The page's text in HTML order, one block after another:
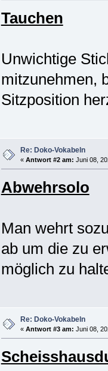
Tauchen
Unwichtige
mitzunehmen,
Sitzposition
Re: Doko-Vokabeln
« Antwort #2 am: Juni 08,
Abwehrsolo
Man wehrt
ab um die zu
möglich zu
Re: Doko-Vokabeln
« Antwort #3 am: Juni 08,